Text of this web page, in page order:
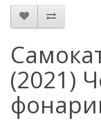
(2021)